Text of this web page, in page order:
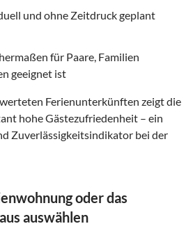
und ohne Zeitdruck geplant
für Paare, Familien
geeignet ist
Ferienunterkünften zeigt die
hohe Gästezufriedenheit – ein
Zuverlässigkeitsindikator bei der
oder das
auswählen